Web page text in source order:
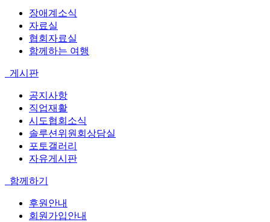
장애계소식
자료실
협회자료실
함께하는 여행
게시판
공지사항
직업재활
시도협회소식
솔루션위원회상담실
포토갤러리
자유게시판
함께하기
후원안내
회원가입안내